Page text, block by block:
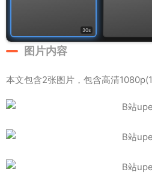
30s
图片内容
本文包含2张图片，包含高清